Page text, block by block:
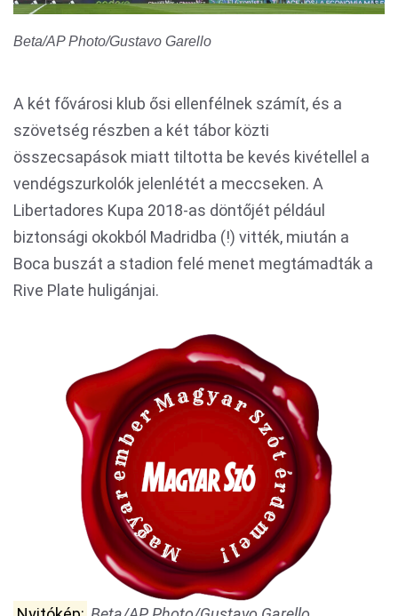
Beta/AP Photo/Gustavo Garello
A két fővárosi klub ősi ellenfélnek számít, és a
szövetség részben a két tábor közti
összecsapások miatt tiltotta be kevés kivétellel a
vendégszurkolók jelenlétét a meccseken. A
Libertadores Kupa 2018-as döntőjét például
biztonsági okokból Madridba (!) vitték, miután a
Boca buszát a stadion felé menet megtámadták a
Rive Plate huligánjai.